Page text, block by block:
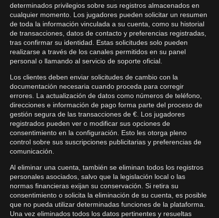
determinados privilegios sobre sus registros almacenados en
cualquier momento. Los jugadores pueden solicitar un resumen
de toda la información vinculada a su cuenta, como su historial
de transacciones, datos de contacto y preferencias registradas,
tras confirmar su identidad. Estas solicitudes solo pueden
realizarse a través de los canales permitidos en su panel
personal o llamando al servicio de soporte oficial.
Los clientes deben enviar solicitudes de cambio con la
documentación necesaria cuando proceda para corregir
errores. La actualización de datos como números de teléfono,
direcciones e información de pago forma parte del proceso de
gestión segura de las transacciones de €. Los jugadores
registrados pueden ver o modificar sus opciones de
consentimiento en la configuración. Esto les otorga pleno
control sobre sus suscripciones publicitarias y preferencias de
comunicación.
Al eliminar una cuenta, también se eliminan todos los registros
personales asociados, salvo que la legislación local o las
normas financieras exijan su conservación. Si retira su
consentimiento o solicita la eliminación de su cuenta, es posible
que no pueda utilizar determinadas funciones de la plataforma.
Una vez eliminados todos los datos pertinentes y resueltas